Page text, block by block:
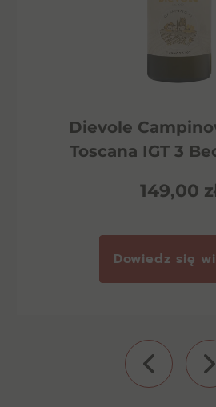
Dievole
Toscana IGT 3
149,00
Dowiedz się